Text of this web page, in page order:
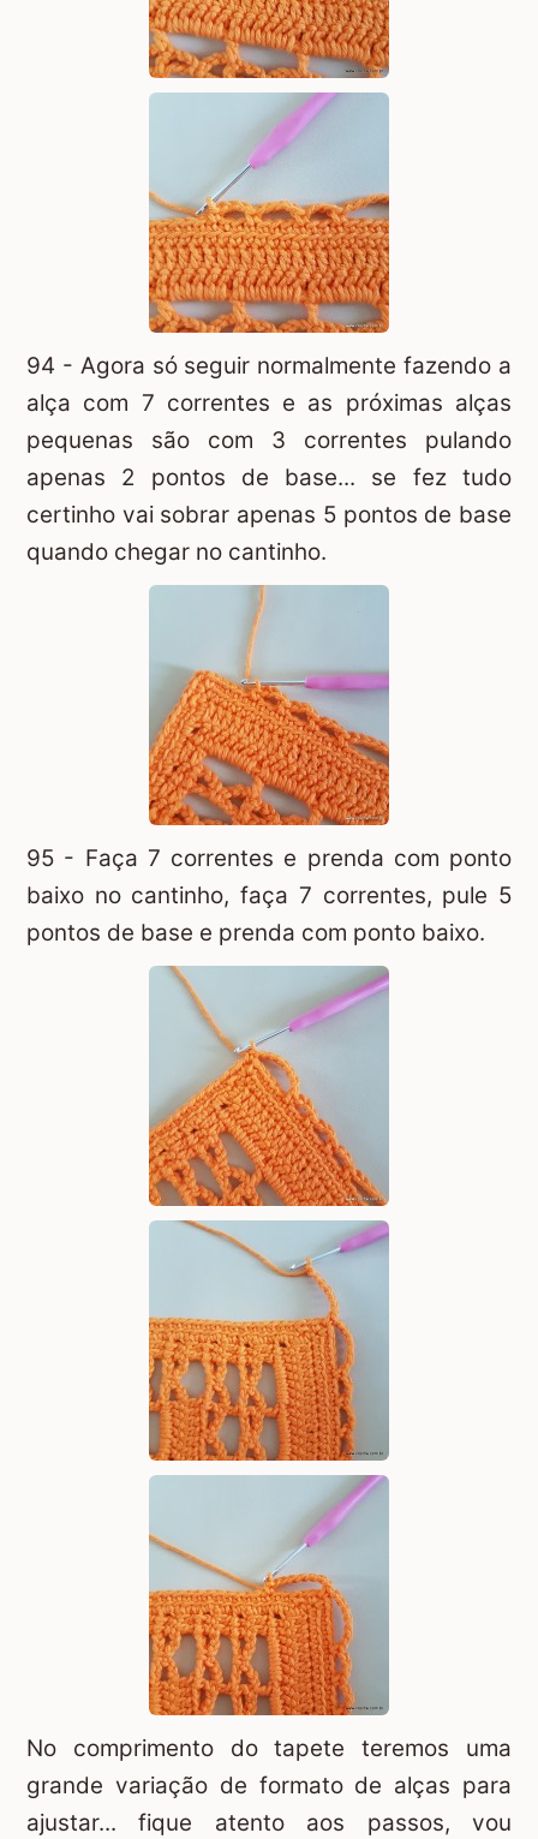
94 - Agora só seguir normalmente fazendo a
alça com 7 correntes e as próximas alças
pequenas são com 3 correntes pulando
apenas 2 pontos de base... se fez tudo
certinho vai sobrar apenas 5 pontos de base
quando chegar no cantinho.
95 - Faça 7 correntes e prenda com ponto
baixo no cantinho, faça 7 correntes, pule 5
pontos de base e prenda com ponto baixo.
No comprimento do tapete teremos uma
grande variação de formato de alças para
ajustar... fique atento aos passos, vou